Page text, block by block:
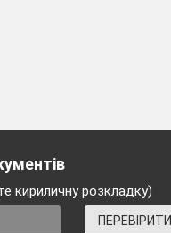
кириличну розкладку)
ПЕРЕВІРИТИ